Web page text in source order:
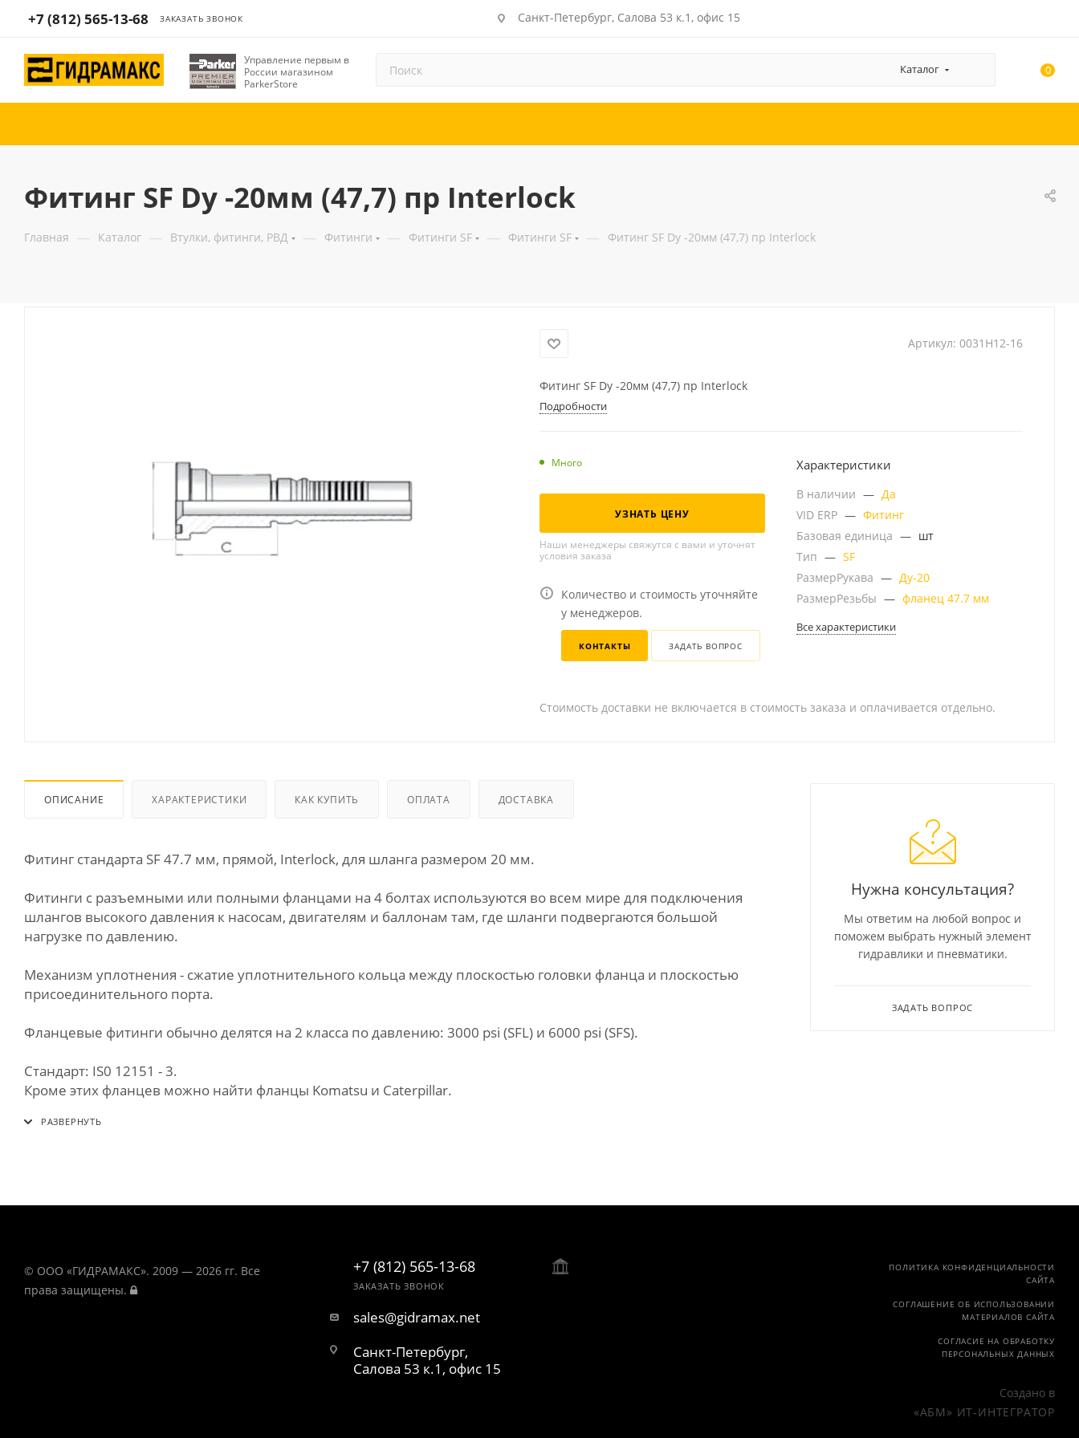
+7 (812) 565-13-68 ЗАКАЗАТЬ ЗВОНОК Санкт-Петербург, Салова 53 к.1, офис 15
Управление первым в
России магазином
ParkerStore
Каталог 0
Фитинг SF Dу -20мм (47,7) пр Interlock
Главная — Каталог — Втулки, фитинги, РВД — Фитинги — Фитинги SF — Фитинги SF — Фитинг SF Dу -20мм (47,7) пр Interlock
Артикул: 0031H12-16
Фитинг SF Dу -20мм (47,7) пр Interlock
Подробности
Много
УЗНАТЬ ЦЕНУ
Наши менеджеры свяжутся с вами и уточнят
условия заказа
Количество и стоимость уточняйте
у менеджеров.
КОНТАКТЫ ЗАДАТЬ ВОПРОС
Характеристики
В наличии — Да
VID ERP — Фитинг
Базовая единица — шт
Тип — SF
РазмерРукава — Ду-20
РазмерРезьбы — фланец 47.7 мм
Все характеристики
Стоимость доставки не включается в стоимость заказа и оплачивается отдельно.
ОПИСАНИЕ ХАРАКТЕРИСТИКИ КАК КУПИТЬ ОПЛАТА ДОСТАВКА
Фитинг стандарта SF 47.7 мм, прямой, Interlock, для шланга размером 20 мм.
Фитинги с разъемными или полными фланцами на 4 болтах используются во всем мире для подключения
шлангов высокого давления к насосам, двигателям и баллонам там, где шланги подвергаются большой
нагрузке по давлению.
Механизм уплотнения - сжатие уплотнительного кольца между плоскостью головки фланца и плоскостью
присоединительного порта.
Фланцевые фитинги обычно делятся на 2 класса по давлению: 3000 psi (SFL) и 6000 psi (SFS).
Стандарт: IS0 12151 - 3.
Кроме этих фланцев можно найти фланцы Komatsu и Caterpillar.
Нужна консультация?
Мы ответим на любой вопрос и
поможем выбрать нужный элемент
гидравлики и пневматики.
ЗАДАТЬ ВОПРОС
© ООО «ГИДРАМАКС». 2009 — 2026 гг. Все
права защищены.
+7 (812) 565-13-68
ЗАКАЗАТЬ ЗВОНОК
sales@gidramax.net
Санкт-Петербург,
Салова 53 к.1, офис 15
ПОЛИТИКА КОНФИДЕНЦИАЛЬНОСТИ
САЙТА
СОГЛАШЕНИЕ ОБ ИСПОЛЬЗОВАНИИ
МАТЕРИАЛОВ САЙТА
СОГЛАСИЕ НА ОБРАБОТКУ
ПЕРСОНАЛЬНЫХ ДАННЫХ
Создано в
«АБМ» ИТ-ИНТЕГРАТОР